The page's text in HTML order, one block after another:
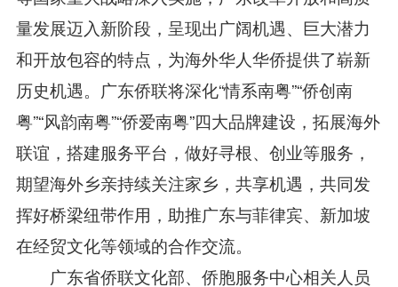
量发展迈入新阶段，呈现出广阔机遇、巨大潜力
和开放包容的特点，为海外华人华侨提供了崭新
历史机遇。 广东侨联将深化“情系南粤”“侨创南
粤”“风韵南粤”“侨爱南粤”四大品牌建设，拓展海外
联谊，搭建服务平台，做好寻根、创业等服务，
期望海外乡亲持续关注家乡，共享机遇， 共同发
挥好桥梁纽带作用， 助推广东与菲律宾、新加坡
在经贸文化等领域的合作交流。
广东省侨联文化部、侨胞服务中心相关人员